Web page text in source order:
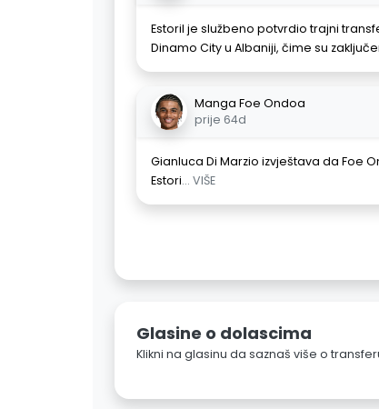
Estoril je službeno potvrdio trajni
Dinamo City u Albaniji, čime su
Manga Foe Ondoa
prije 64d
Gianluca Di Marzio izvještava da Foe
Estori... VIŠE
Glasine o dolascima
Klikni na glasinu da saznaš više o